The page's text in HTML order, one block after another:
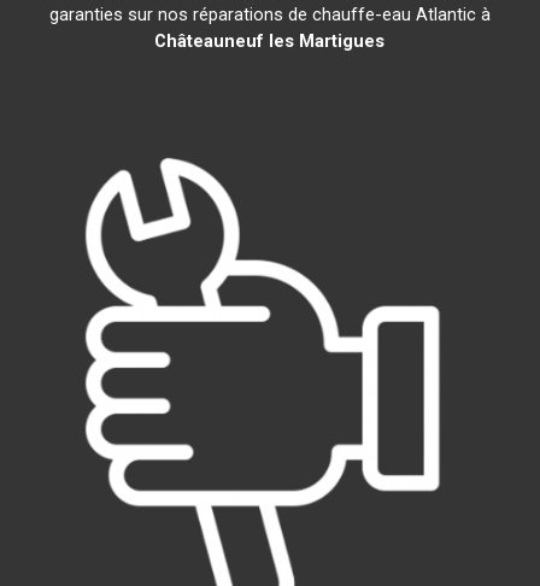
garanties sur nos réparations de chauffe-eau Atlantic à
Châteauneuf les Martigues